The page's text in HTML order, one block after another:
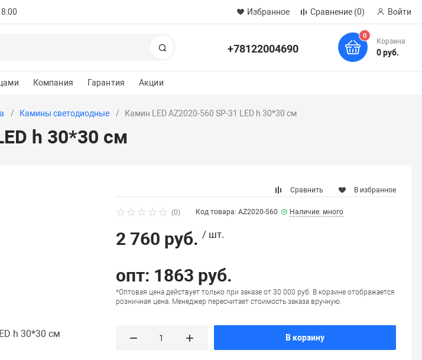
Избранное Сравнение (0) Войти
+78122004690
0
Корзина
0 руб.
Компания Гарантия Акции
Камины светодиодные Камин LED AZ2020-560 SP-31 LED h 30*30 см
h 30*30 см
Сравнить В избранное
(0) Код товара: AZ2020-560 Наличие: много
2 760 руб. / шт.
опт: 1863 руб.
*Оптовая цена действует только при заказе от 30 000 руб. В корзине отображается
розничная цена. Менеджер пересчитает стоимость заказа вручную.
В корзину